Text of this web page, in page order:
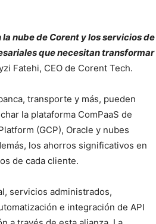
nube de Corent y los servicios de
que necesitan transformar
Fatehi, CEO de Corent Tech.
transporte y más, pueden
la plataforma ComPaaS de
(GCP), Oracle y nubes
los ahorros significativos en
de cada cliente.
servicios administrados,
e integración de API